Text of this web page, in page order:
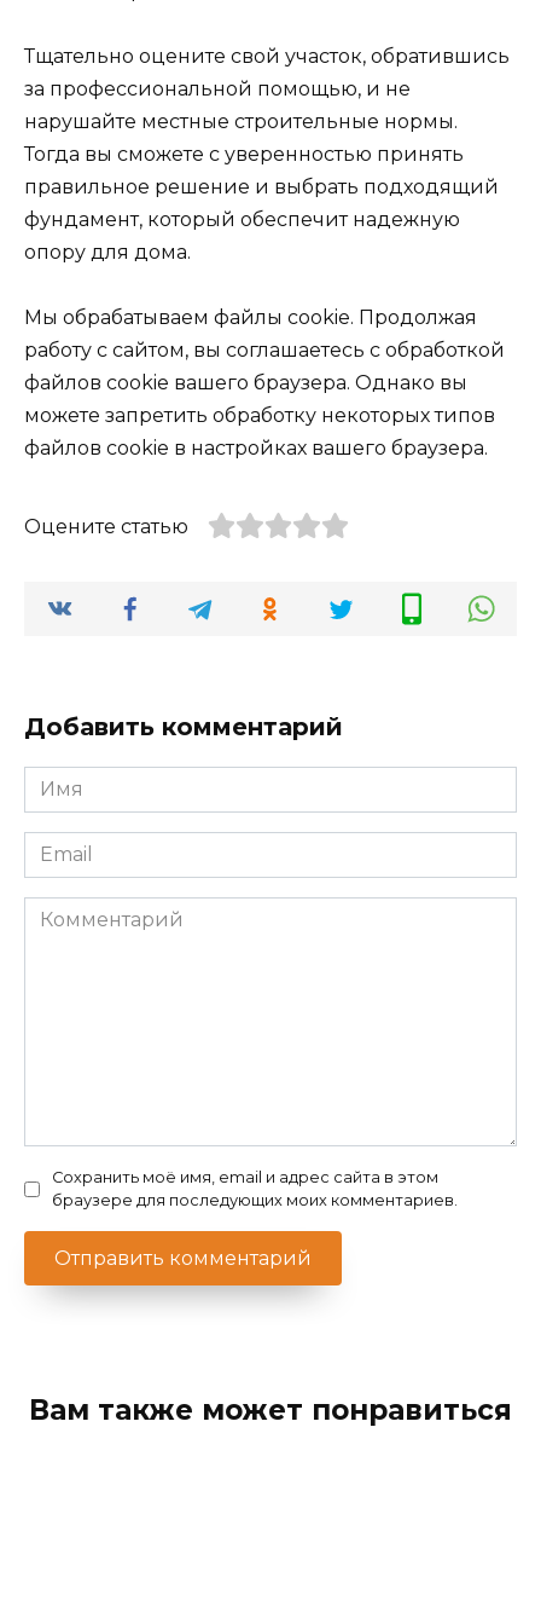
Тщательно оцените свой участок, обратившись
за профессиональной помощью, и не
нарушайте местные строительные нормы.
Тогда вы сможете с уверенностью принять
правильное решение и выбрать подходящий
фундамент, который обеспечит надежную
опору для дома.
Мы обрабатываем файлы cookie. Продолжая
работу с сайтом, вы соглашаетесь с обработкой
файлов cookie вашего браузера. Однако вы
можете запретить обработку некоторых типов
файлов cookie в настройках вашего браузера.
Оцените статью
Добавить комментарий
Имя
*
Email
*
Комментарий
Сохранить моё имя, email и адрес сайта в этом
браузере для последующих моих комментариев.
Вам также может понравиться